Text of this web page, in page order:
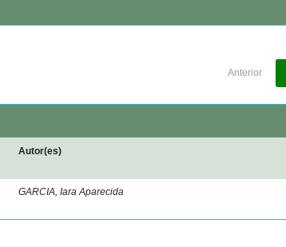
Anterior
Autor(es)
GARCIA, Iara Aparecida